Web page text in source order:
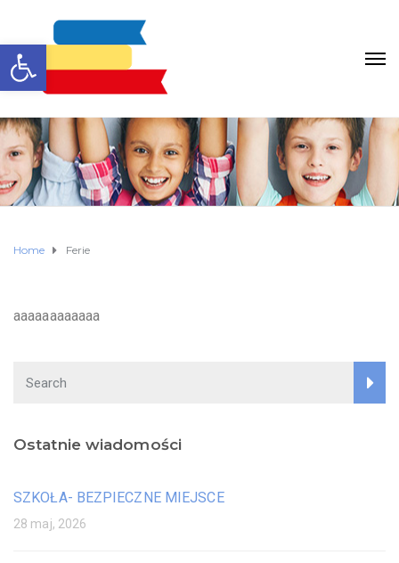
Otwórz pasek narzędzi
Home Ferie
aaaaaaaaaaaa
Ostatnie wiadomości
SZKOŁA- BEZPIECZNE MIEJSCE
28 maj, 2026